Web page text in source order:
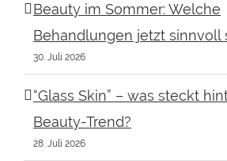
Beauty im Sommer: Welche
Behandlungen jetzt sinnvoll
30. Juli 2026
“Glass Skin” – was steckt
Beauty-Trend?
28. Juli 2026